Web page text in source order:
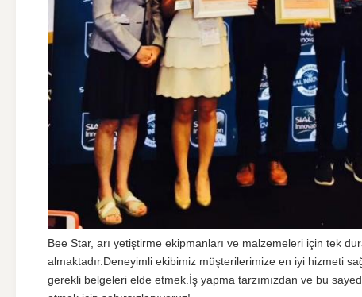
Bee Star, arı yetiştirme ekipmanları ve malzemeleri için tek
almaktadır.Deneyimli ekibimiz müşterilerimize en iyi hizmeti
gerekli belgeleri elde etmek.İş yapma tarzımızdan ve bu